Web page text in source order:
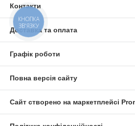
Контакти
Доставка та оплата
Графік роботи
Повна версія сайту
Сайт створено на маркетплейсі
КНОПКА
ЗВ'ЯЗКУ